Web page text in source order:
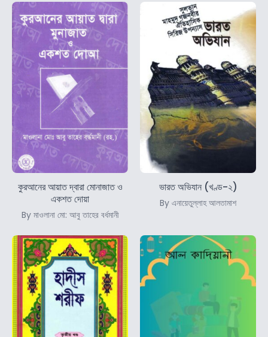
কুরআনের আয়াত দ্বারা মোনাজাত ও
একশত দোয়া
By মাওলানা মো: আবু তাহের বর্ধমানী
ভারত অভিযান (খণ্ড-২)
By এনায়েতুল্লাহ আলতামাশ